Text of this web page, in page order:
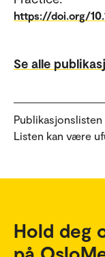
https://doi.org/
Se alle
Listen kan være
Hold deg